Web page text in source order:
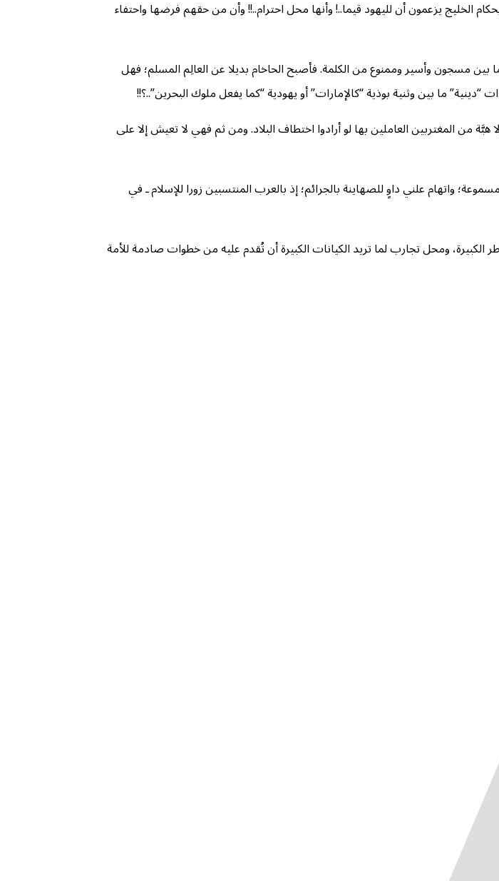
بحكام الخليج يزعمون أن لليهود قيما..! وأنها محل احترام..!! وأن من حقهم فرضها واحتفاء
مسجون وأسير وممنوع من الكلمة. فأصبح الحاخام بديلا عن العالِم المسلم؛ فهل
ما بين وثنية بوذية “كالإمارات” أو يهودية “كما يفعل ملوك البحرين”..؟!!
المغتربين العاملين بها لو أرادوا اختطاف البلاد. ومن ثم فهي لا تعيش إلا على
واتهام علني داوٍ للصهاينة بالجرائم؛ إذ بالعرب المنتسبين زورا للإسلام ـ في
ومحل تجارب لما تريد الكيانات الكبيرة أن تُقدم عليه من خطوات صادمة للأمة